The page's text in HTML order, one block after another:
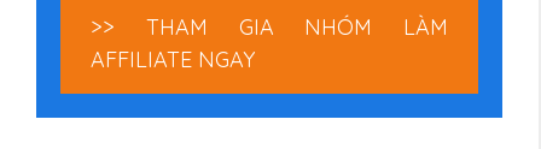
>> THAM GIA NHÓM LÀM
AFFILIATE NGAY